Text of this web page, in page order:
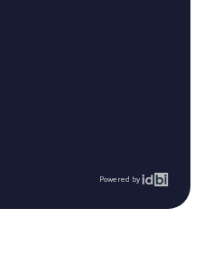
Powered by